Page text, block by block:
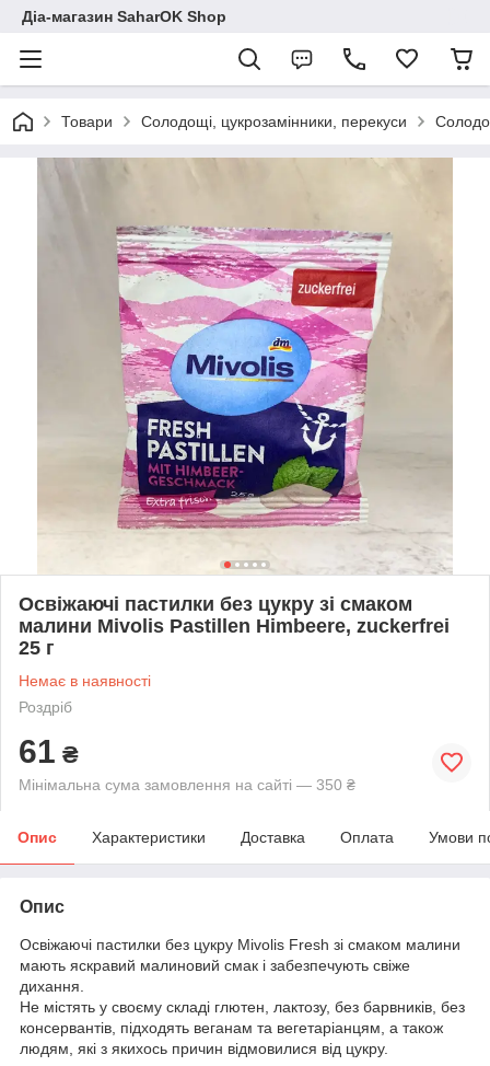
Діа-магазин SaharOK Shop
Товари Солодощі, цукрозамінники, перекуси
Освіжаючі пастилки без цукру зі смаком
малини Mivolis Pastillen Himbeere, zuckerfrei
25 г
Немає в наявності
Роздріб
61 ₴
Мінімальна сума замовлення на сайті — 350 ₴
Опис Характеристики Доставка Оплата Умови
Опис
Освіжаючі пастилки без цукру Mivolis Fresh зі смаком малини
мають яскравий малиновий смак і забезпечують свіже
дихання.
Не містять у своєму складі глютен, лактозу, без барвників, без
консервантів, підходять веганам та вегетаріанцям, а також
людям, які з якихось причин відмовилися від цукру.